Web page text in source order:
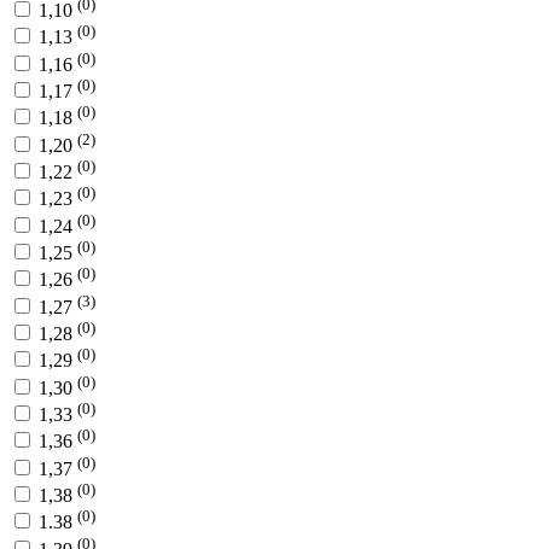
1,10 (0)
1,13 (0)
1,16 (0)
1,17 (0)
1,18 (0)
1,20 (2)
1,22 (0)
1,23 (0)
1,24 (0)
1,25 (0)
1,26 (0)
1,27 (3)
1,28 (0)
1,29 (0)
1,30 (0)
1,33 (0)
1,36 (0)
1,37 (0)
1,38 (0)
1.38 (0)
(0)